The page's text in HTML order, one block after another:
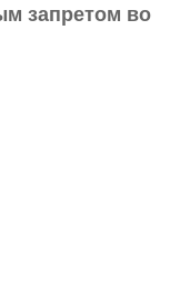
запретом во